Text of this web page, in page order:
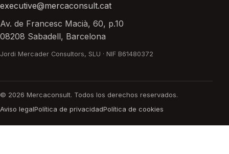
executive@mercaconsult.cat
Av. de Francesc Macià, 60, p.10
08208 Sabadell, Barcelona
Jordi Mercader Consultors, SLU · NIF B61480372
© 2026 Mercaconsult. Todos los derechos reservados.
Aviso legalPolítica de privacidadPolítica de cookies